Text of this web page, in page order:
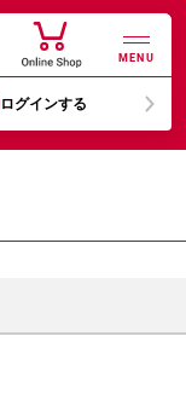
MENU
ログインする